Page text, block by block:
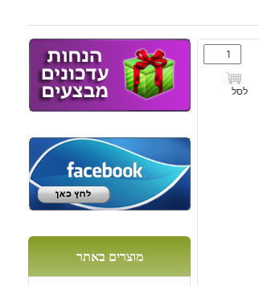
כמות
של
מונסטון
לסל
מוצרים באתר